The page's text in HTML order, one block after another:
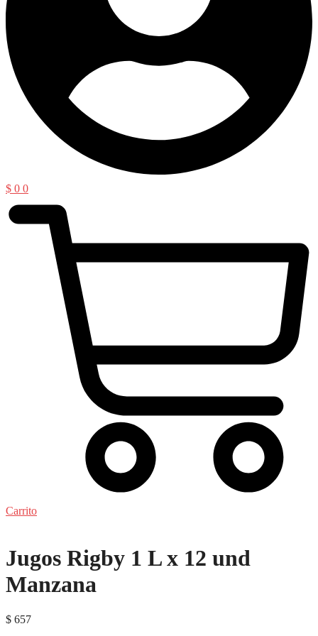
$ 0 0
Carrito
Jugos Rigby 1 L x 12 und
Manzana
$ 657